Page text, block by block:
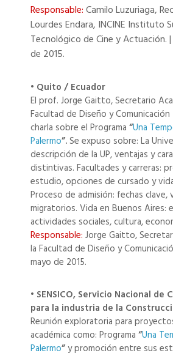
Responsable:Camilo Luzuriaga,
Lourdes Endara, INCINE Instituto
Tecnológico de Cine y Actuación.
de 2015.
• Quito / Ecuador
El prof. Jorge Gaitto, Secretario
Facultad de Diseño y
charla sobre el Programa “Una
Palermo”.Se expuso sobre: La
descripción de la UP, ventajas y
distintivas. Facultades y carreras:
estudio, opciones de cursado y
Proceso de admisión: fechas clave,
migratorios. Vida en Buenos Aires:
actividades sociales, cultura,
Responsable: Jorge Gaitto,
la Facultad de Diseño y
mayo de 2015.
• SENSICO, Servicio Nacional de
para la industria de la
Reunión exploratoria para
académica como: Programa “Una
Palermo”y promoción entre sus